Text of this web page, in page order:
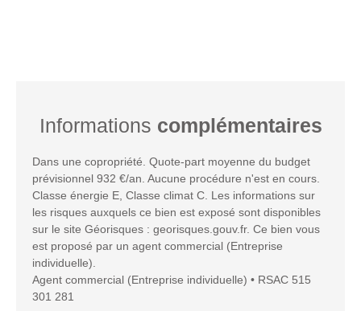
Informations complémentaires
Dans une copropriété. Quote-part moyenne du budget
prévisionnel 932 €/an. Aucune procédure n'est en cours.
Classe énergie E, Classe climat C. Les informations sur
les risques auxquels ce bien est exposé sont disponibles
sur le site Géorisques : georisques.gouv.fr. Ce bien vous
est proposé par un agent commercial (Entreprise
individuelle).
Agent commercial (Entreprise individuelle) • RSAC 515
301 281